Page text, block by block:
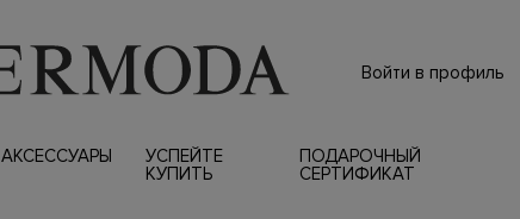
Войти в профиль
АКСЕССУАРЫ
УСПЕЙТЕ
КУПИТЬ
ПОДАРОЧНЫЙ
СЕРТИФИКАТ